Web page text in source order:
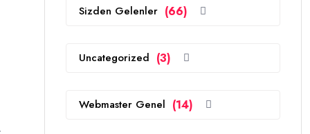
Sizden Gelenler (66)
Uncategorized (3)
Webmaster Genel (14)